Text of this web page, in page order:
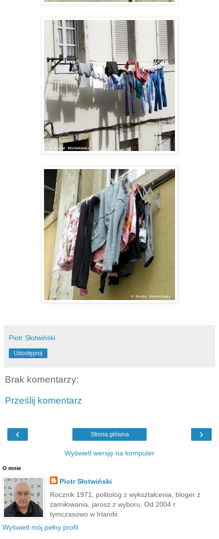
Piotr Słotwiński
Udostępnij
Brak komentarzy:
Prześlij komentarz
‹ ›
Strona główna
Wyświetl wersję na komputer
O mnie
Piotr Słotwiński
Rocznik 1971, politolog z wykształcenia, bloger z
zamiłowania, jarosz z wyboru. Od 2004 r.
tymczasowo w Irlandii.
Wyświetl mój pełny profil